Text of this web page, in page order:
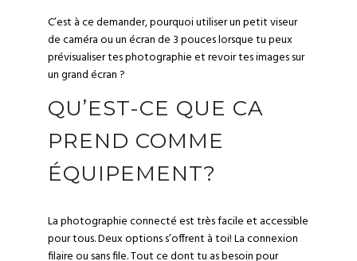
C’est à ce demander, pourquoi utiliser un petit viseur
de caméra ou un écran de 3 pouces lorsque tu peux
prévisualiser tes photographie et revoir tes images sur
un grand écran ?
QU’EST-CE QUE CA
PREND COMME
ÉQUIPEMENT?
La photographie connecté est très facile et accessible
pour tous. Deux options s’offrent à toi! La connexion
filaire ou sans file. Tout ce dont tu as besoin pour